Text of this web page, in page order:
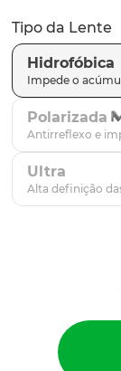
Tipo da Lente
Hidrofóbica
Polarizada
Ultra